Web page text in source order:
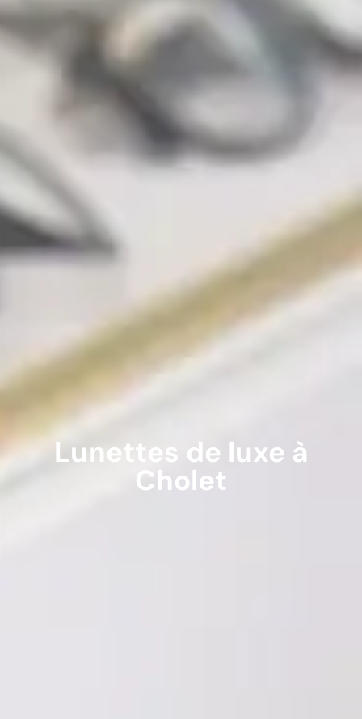
Lunettes de luxe à
Cholet